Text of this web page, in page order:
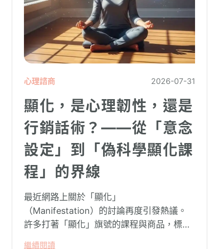
心理諮商 2026-07-31
顯化，是心理韌性，還是
行銷話術？——從「意念
設定」到「偽科學顯化課
程」的界線
最近網路上關於「顯化」
（Manifestation）的討論再度引發熱議。
許多打著「顯化」旗號的課程與商品，標榜
繼續閱讀